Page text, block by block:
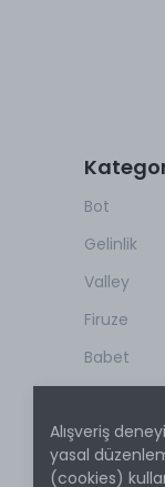
Alışveriş
yasal
(cookies)
Bot
Gelinlik
Valley
Firuze
Babet